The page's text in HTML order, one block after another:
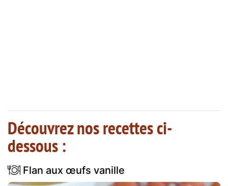
Découvrez nos recettes ci-
dessous :
Flan aux œufs vanille